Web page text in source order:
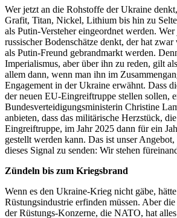
Wer jetzt an die Rohstoffe der Ukraine
Grafit, Titan, Nickel, Lithium bis hin zu
als Putin-Versteher eingeordnet werden.
russischer Bodenschätze denkt, der hat
als Putin-Freund gebrandmarkt werden.
Imperialismus, aber über ihn zu reden, gilt
allem dann, wenn man ihn im
Engagement in der Ukraine erwähnt. Dass
der neuen EU-Eingreiftruppe stellen sollen,
Bundesverteidigungsministerin Christine
anbieten, dass das militärische Herzstück,
Eingreiftruppe, im Jahr 2025 dann für ein
gestellt werden kann. Das ist unser
dieses Signal zu senden: Wir stehen
Zündeln bis zum Kriegsbrand
Wenn es den Ukraine-Krieg nicht gäbe,
Rüstungsindustrie erfinden müssen. Aber
der Rüstungs-Konzerne, die NATO, hat